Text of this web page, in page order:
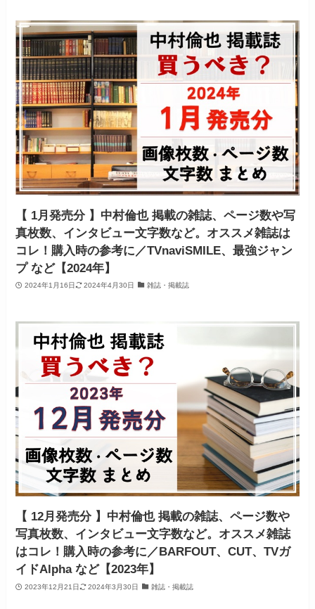
【 1月発売分 】中村倫也 掲載の雑誌、ページ数や写
真枚数、インタビュー文字数など。オススメ雑誌は
コレ！購入時の参考に／TVnaviSMILE、最強ジャン
プ など【2024年】
2024年1月16日 2024年4月30日 雑誌・掲載誌
【 12月発売分 】中村倫也 掲載の雑誌、ページ数や
写真枚数、インタビュー文字数など。オススメ雑誌
はコレ！購入時の参考に／BARFOUT、CUT、TVガ
イドAlpha など【2023年】
2023年12月21日 2024年3月30日 雑誌・掲載誌